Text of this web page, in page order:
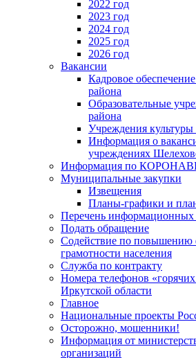
2022 год
2023 год
2024 год
2025 год
2026 год
Вакансии
Кадровое
района
Образовательные
района
Учреждения
Информация о
учреждениях
Информация по
Муниципальные закупки
Извещения
Планы-графики и
Перечень информационных
Подать обращение
Содействие по повышению
грамотности населения
Служба по контракту
Номера телефонов
Иркутской области
Главное
Национальные проекты
Осторожно, мошенники!
Информация от
организаций